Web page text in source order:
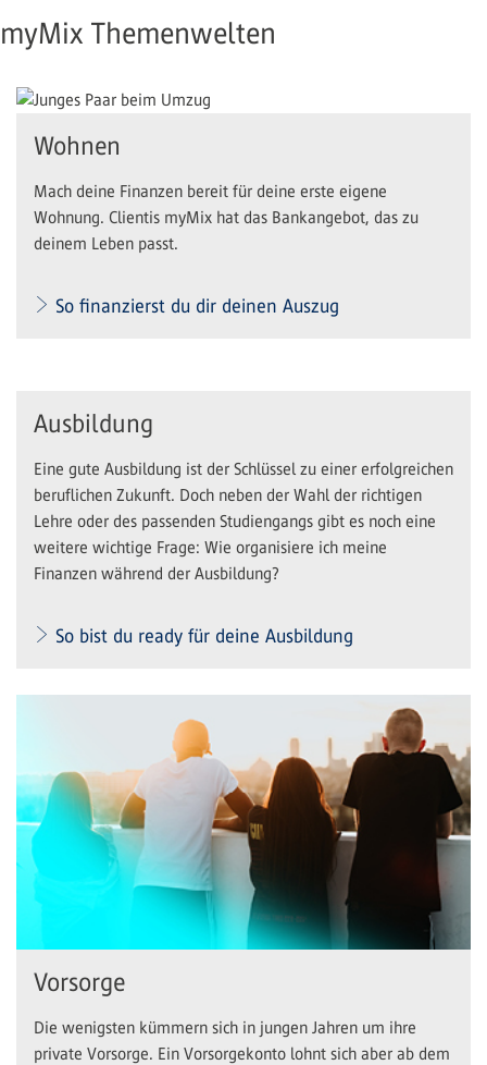
myMix Themenwelten
Wohnen
Mach deine Finanzen bereit für deine erste eigene
Wohnung. Clientis myMix hat das Bankangebot, das zu
deinem Leben passt.
So finanzierst du dir deinen Auszug
Ausbildung
Eine gute Ausbildung ist der Schlüssel zu einer erfolgreichen
beruflichen Zukunft. Doch neben der Wahl der richtigen
Lehre oder des passenden Studiengangs gibt es noch eine
weitere wichtige Frage: Wie organisiere ich meine
Finanzen während der Ausbildung?
So bist du ready für deine Ausbildung
Vorsorge
Die wenigsten kümmern sich in jungen Jahren um ihre
private Vorsorge. Ein Vorsorgekonto lohnt sich aber ab dem